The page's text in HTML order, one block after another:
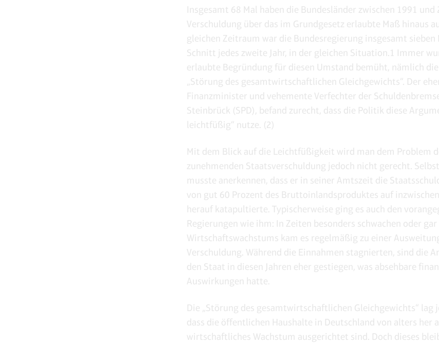
Insgesamt 68 Mal haben die Bundesländer zwischen 1991 und
Verschuldung über das im Grundgesetz erlaubte Maß hinaus
gleichen Zeitraum war die Bundesregierung insgesamt sieben
Schnitt jedes zweite Jahr, in der gleichen Situation.1 Immer
erlaubte Begründung für diesen Umstand bemüht, nämlich
„Störung des gesamtwirtschaftlichen Gleichgewichts“. Der
Finanzminister und vehemente Verfechter der
Steinbrück (SPD), befand zurecht, dass die Politik diese
leichtfüßig“ nutze. (2)
Mit dem Blick auf die Leichtfüßigkeit wird man dem Problem
zunehmenden Staatsverschuldung jedoch nicht gerecht.
musste anerkennen, dass er in seiner Amtszeit die
von gut 60 Prozent des Bruttoinlandsproduktes auf
herauf katapultierte. Typischerweise ging es auch den
Regierungen wie ihm: In Zeiten besonders schwachen oder
Wirtschaftswachstums kam es regelmäßig zu einer
Verschuldung. Während die Einnahmen stagnierten, sind die
den Staat in diesen Jahren eher gestiegen, was absehbare
Auswirkungen hatte.
Die „Störung des gesamtwirtschaftlichen Gleichgewichts“ lag
dass die öffentlichen Haushalte in Deutschland von alters her
wirtschaftliches Wachstum ausgerichtet sind. Doch dieses